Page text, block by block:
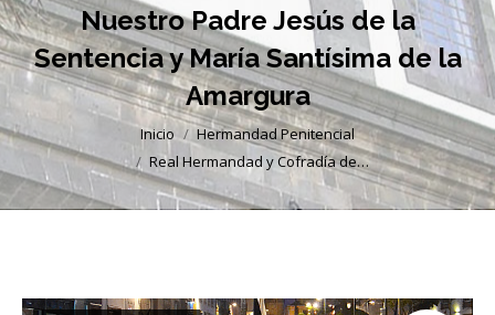
Nuestro Padre Jesús de la
Sentencia y María Santísima de la
Amargura
Estás aquí: Inicio
Hermandad Penitencial
Real Hermandad y Cofradía de…